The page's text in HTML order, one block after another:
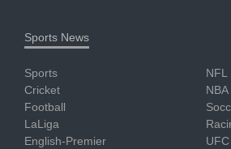
Sports News
Sports
Cricket
Football
LaLiga
English-Premier
NFL
NBA
UFC